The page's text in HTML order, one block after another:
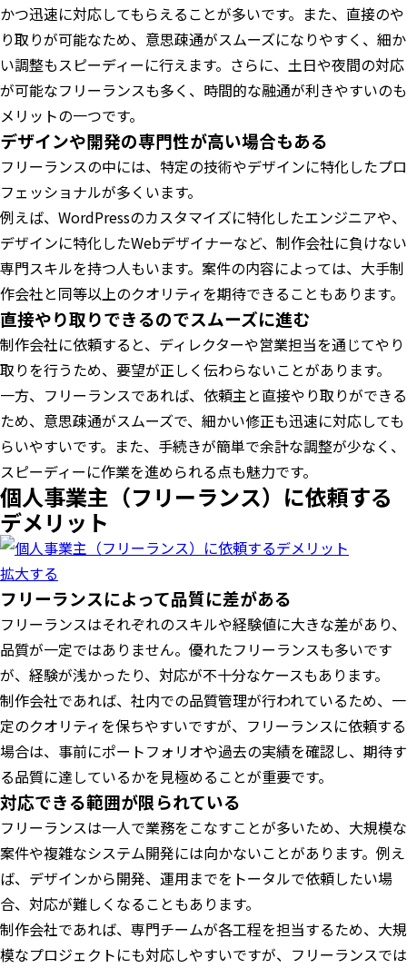
かつ迅速に対応してもらえることが多いです。また、直接のや
り取りが可能なため、意思疎通がスムーズになりやすく、細か
い調整もスピーディーに行えます。さらに、土日や夜間の対応
が可能なフリーランスも多く、時間的な融通が利きやすいのも
メリットの一つです。
デザインや開発の専門性が高い場合もある
フリーランスの中には、特定の技術やデザインに特化したプロ
フェッショナルが多くいます。
例えば、WordPressのカスタマイズに特化したエンジニアや、
デザインに特化したWebデザイナーなど、制作会社に負けない
専門スキルを持つ人もいます。案件の内容によっては、大手制
作会社と同等以上のクオリティを期待できることもあります。
直接やり取りできるのでスムーズに進む
制作会社に依頼すると、ディレクターや営業担当を通じてやり
取りを行うため、要望が正しく伝わらないことがあります。
一方、フリーランスであれば、依頼主と直接やり取りができる
ため、意思疎通がスムーズで、細かい修正も迅速に対応しても
らいやすいです。また、手続きが簡単で余計な調整が少なく、
スピーディーに作業を進められる点も魅力です。
個人事業主（フリーランス）に依頼する
デメリット
拡大する
フリーランスによって品質に差がある
フリーランスはそれぞれのスキルや経験値に大きな差があり、
品質が一定ではありません。優れたフリーランスも多いです
が、経験が浅かったり、対応が不十分なケースもあります。
制作会社であれば、社内での品質管理が行われているため、一
定のクオリティを保ちやすいですが、フリーランスに依頼する
場合は、事前にポートフォリオや過去の実績を確認し、期待す
る品質に達しているかを見極めることが重要です。
対応できる範囲が限られている
フリーランスは一人で業務をこなすことが多いため、大規模な
案件や複雑なシステム開発には向かないことがあります。例え
ば、デザインから開発、運用までをトータルで依頼したい場
合、対応が難しくなることもあります。
制作会社であれば、専門チームが各工程を担当するため、大規
模なプロジェクトにも対応しやすいですが、フリーランスでは